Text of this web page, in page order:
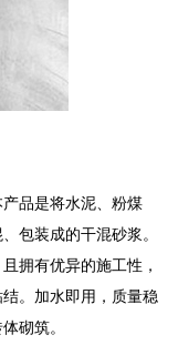
品是将水泥、粉煤
包装成的干混砂浆。
拥有优异的施工性，
。加水即用，质量稳
砌筑。